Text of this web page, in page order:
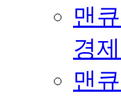
맨
경
맨